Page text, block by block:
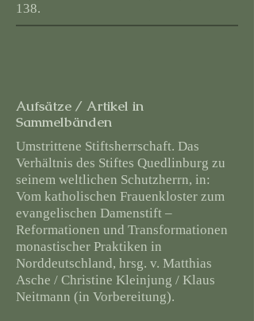
138.
Aufsätze / Artikel in
Sammelbänden
Umstrittene Stiftsherrschaft. Das
Verhältnis des Stiftes Quedlinburg zu
seinem weltlichen Schutzherrn, in:
Vom katholischen Frauenkloster zum
evangelischen Damenstift –
Reformationen und Transformationen
monastischer Praktiken in
Norddeutschland, hrsg. v. Matthias
Asche / Christine Kleinjung / Klaus
Neitmann (in Vorbereitung).